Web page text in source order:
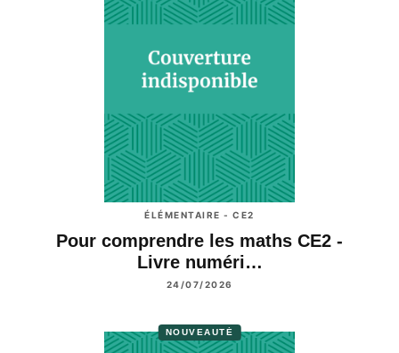
ÉLÉMENTAIRE - CE2
Pour comprendre les maths CE2 -
Livre numéri…
24/07/2026
NOUVEAUTÉ